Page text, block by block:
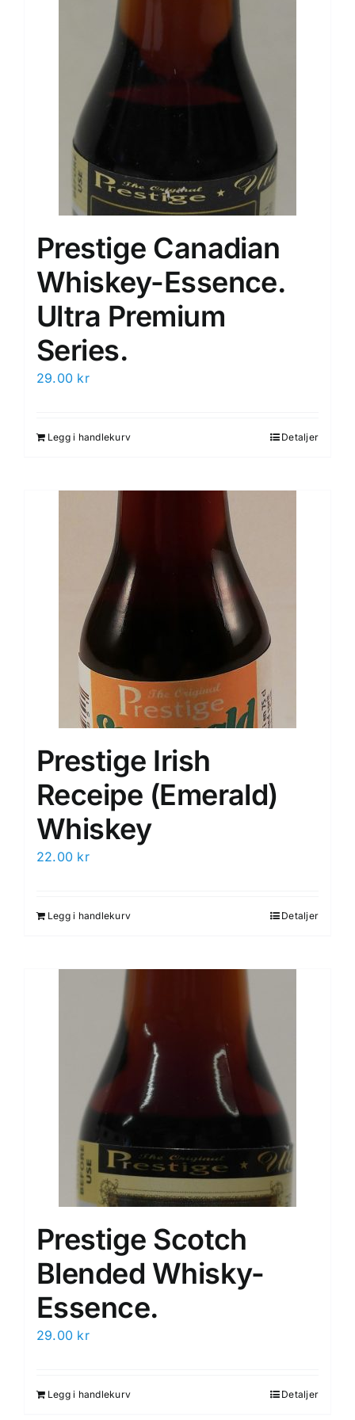
Prestige Canadian
Whiskey-Essence.
Ultra Premium
Series.
29.00 kr
Legg i handlekurv Detaljer
Prestige Irish
Receipe (Emerald)
Whiskey
22.00 kr
Legg i handlekurv Detaljer
Prestige Scotch
Blended Whisky-
Essence.
29.00 kr
Legg i handlekurv Detaljer